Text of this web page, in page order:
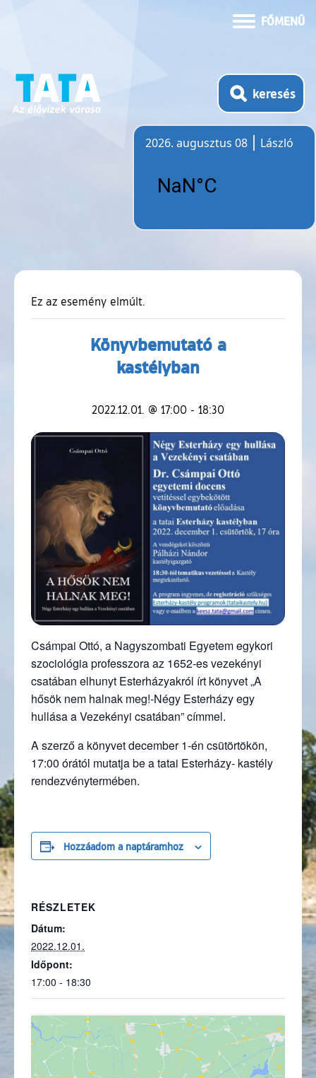
FŐMENÜ
keresés
2026. augusztus 08
László
Ez az esemény elmúlt.
Könyvbemutató a
kastélyban
2022.12.01. @ 17:00 - 18:30
Csámpai Ottó, a Nagyszombati Egyetem egykori
szociológia professzora az 1652-es vezekényi
csatában elhunyt Esterházyakról írt könyvet „A
hősök nem halnak meg!-Négy Esterházy egy
hullása a Vezekényi csatában” címmel.
A szerző a könyvet december 1-én csütörtökön,
17:00 órától mutatja be a tatai Esterházy- kastély
rendezvénytermében.
Hozzáadom a naptáramhoz
RÉSZLETEK
Dátum:
2022.12.01.
Időpont:
17:00 - 18:30